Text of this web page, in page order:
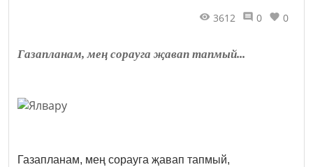
3612 0 0
Газапланам, мең сорауга җавап тапмый...
Газапланам, мең сорауга җавап тапмый,